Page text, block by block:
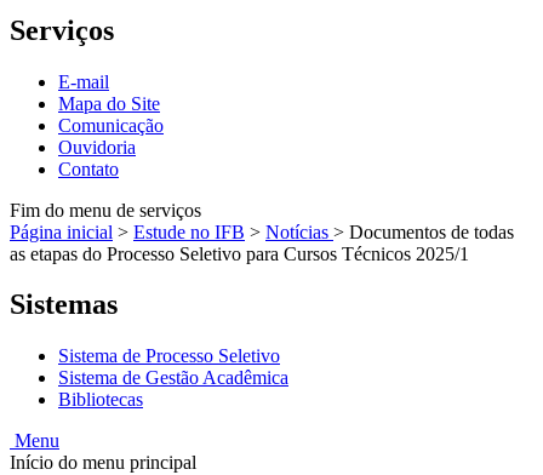
Serviços
E-mail
Mapa do Site
Comunicação
Ouvidoria
Contato
Fim do menu de serviços
Página inicial > Estude no IFB > Notícias > Documentos de todas
as etapas do Processo Seletivo para Cursos Técnicos 2025/1
Sistemas
Sistema de Processo Seletivo
Sistema de Gestão Acadêmica
Bibliotecas
Menu
Início do menu principal